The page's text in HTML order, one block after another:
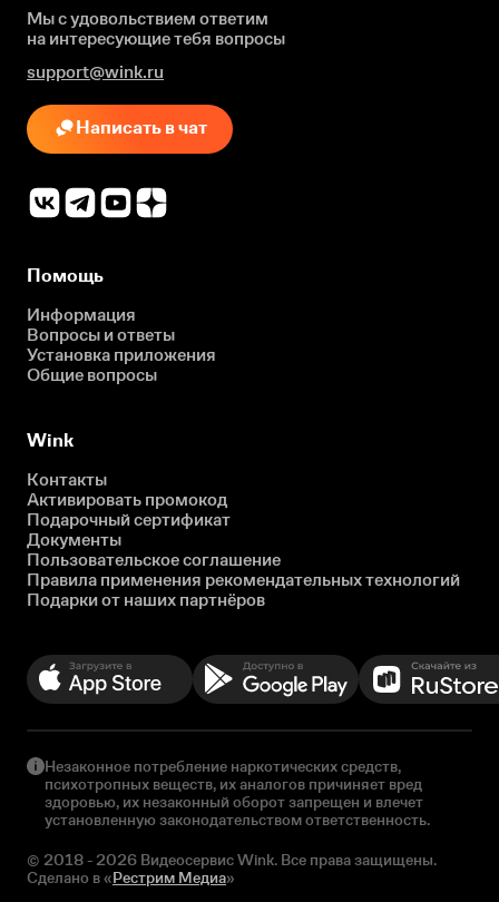
Мы с удовольствием ответим
на интересующиетебя вопросы
support@wink.ru
Написать в чат
Помощь
Информация
Вопросы и ответы
Установка приложения
Общие вопросы
Wink
Контакты
Активировать промокод
Подарочный сертификат
Документы
Пользовательское соглашение
Правила применения рекомендательных технологий
Подарки от наших партнёров
Незаконное потребление наркотических средств,
психотропных веществ, их аналогов причиняет вред
здоровью, их незаконный оборот запрещен и влечет
установленную законодательством ответственность.
© 2018 - 2026 Видеосервис Wink. Все права защищены.
Сделано в «Рестрим Медиа»